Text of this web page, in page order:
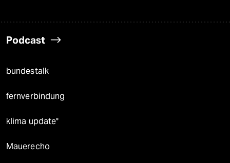
Podcast
bundestalk
fernverbindung
klima update°
Mauerecho